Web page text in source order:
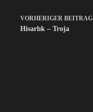
VORHERIGER BEITRAG
Hisarlık – Troja